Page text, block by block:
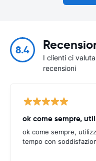
8.4
I clienti ci
recensioni
ok come sempre,
ok come sempre,
tempo con